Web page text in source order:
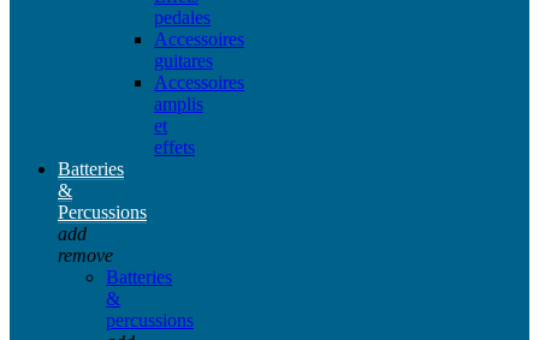
pedales
Accessoires
guitares
Accessoires
amplis
et
effets
Batteries
&
Percussions
add
remove
Batteries
&
percussions